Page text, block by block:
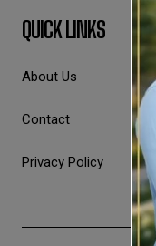
QUICK LINKS
About Us
Contact
Privacy Policy